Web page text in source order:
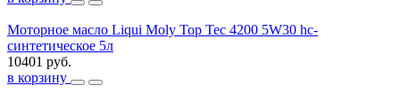
Моторное масло Liqui Moly Top Tec 4200 5W30 hc-
синтетическое 5л
10401 руб.
в корзину